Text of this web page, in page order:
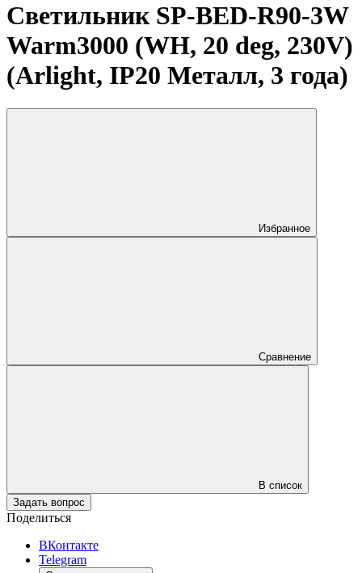
Светильник SP-BED-R90-3W
Warm3000 (WH, 20 deg, 230V)
(Arlight, IP20 Металл, 3 года)
Избранное
Сравнение
В список
Задать вопрос
Поделиться
ВКонтакте
Telegram